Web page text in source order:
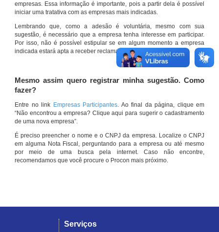
empresas. Essa informação é importante, pois a partir dela é possível
iniciar uma tratativa com as empresas mais indicadas.
Lembrando que, como a adesão é voluntária, mesmo com sua
sugestão, é necessário que a empresa tenha interesse em participar.
Por isso, não é possível estipular se em algum momento a empresa
indicada estará apta a receber reclamações por meio do site.
Mesmo assim quero registrar minha sugestão. Como
fazer?
Entre no link Empresas Participantes. Ao final da página, clique em
“Não encontrou a empresa? Clique aqui para sugerir o cadastramento
de uma nova empresa”.
É preciso preencher o nome e o CNPJ da empresa. Localize o CNPJ
em alguma Nota Fiscal, perguntando para a empresa ou até mesmo
por meio de uma busca pela internet. Caso não encontre,
recomendamos que você procure o Procon mais próximo.
Serviços